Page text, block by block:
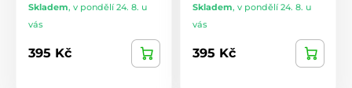
Skladem, v pondělí 24. 8. u
vás
395 Kč
Skladem, v pondělí 24. 8. u
vás
395 Kč